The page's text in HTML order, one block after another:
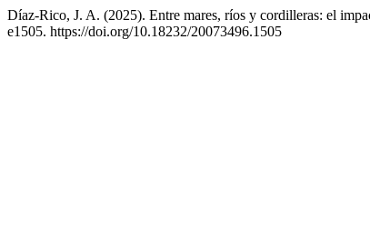
Díaz-Rico, J. A. (2025). Entre mares, ríos y cordilleras: el
e1505. https://doi.org/10.18232/20073496.1505